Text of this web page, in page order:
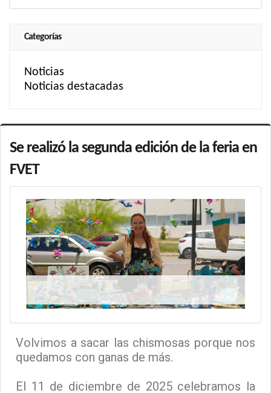
Categorías
Noticias
Noticias destacadas
Se realizó la segunda edición de la feria en
FVET
Volvimos a sacar las chismosas porque nos
quedamos con ganas de más.
El 11 de diciembre de 2025 celebramos la